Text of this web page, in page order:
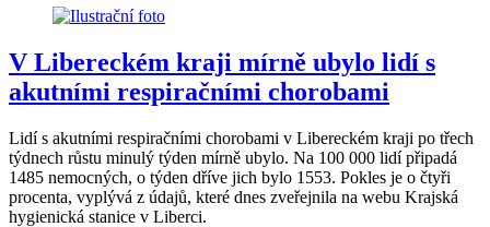
V Libereckém kraji mírně ubylo lidí s
akutními respiračními chorobami
Lidí s akutními respiračními chorobami v Libereckém kraji po třech
týdnech růstu minulý týden mírně ubylo. Na 100 000 lidí připadá
1485 nemocných, o týden dříve jich bylo 1553. Pokles je o čtyři
procenta, vyplývá z údajů, které dnes zveřejnila na webu Krajská
hygienická stanice v Liberci.